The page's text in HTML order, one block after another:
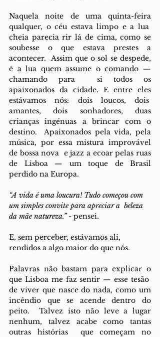
Naquela noite de uma quinta-feira
qualquer, o céu estava limpo e a lua
cheia parecia rir lá de cima, como se
soubesse o que estava prestes a
acontecer.  Assim que o sol se despede,
é a lua quem assume o comando —
chamando para  si todos os
apaixonados da cidade. E entre eles
estávamos nós: dois loucos, dois
amantes, dois sonhadores, duas
crianças ingénuas a brincar com o
destino.  Apaixonados pela vida, pela
música, por essa mistura improvável
de bossa nova  e jazz a ecoar pelas ruas
de Lisboa — um toque de Brasil
perdido na Europa.
“A vida é uma loucura! Tudo começou com
um simples convite para apreciar a  beleza
da mãe natureza.” - pensei.
E, sem perceber, estávamos ali,
rendidos a algo maior do que nós.
Palavras não bastam para explicar o
que Lisboa me faz sentir — esse tesão
de viver que nasce do nada, como um
incêndio que se acende dentro do
peito.  Talvez isto não leve a lugar
nenhum, talvez acabe como tantas
outras histórias  que começam no